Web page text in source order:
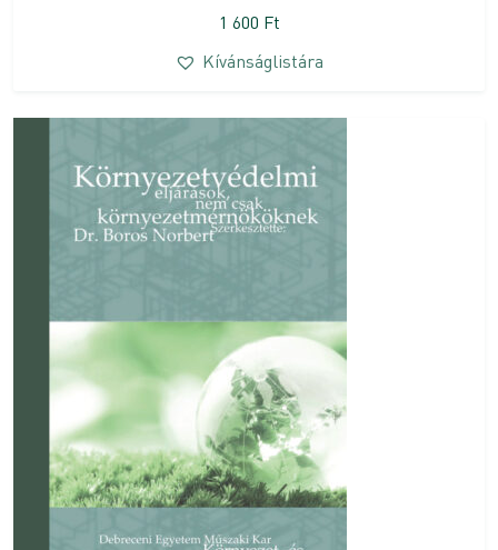
1 600 Ft
Kívánságlistára